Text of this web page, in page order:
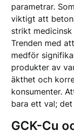
parametrar.
viktigt att
strikt
Trenden med att
medför
produkter av
äkthet och
konsumenter.
bara ett val;
GCK-Cu